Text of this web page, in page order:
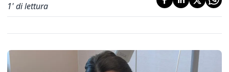
1' di lettura